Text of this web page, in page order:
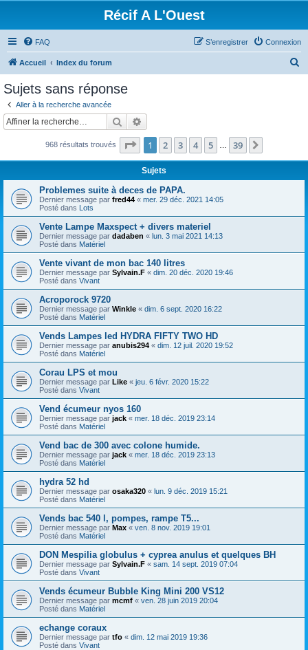
Récif A L'Ouest
FAQ Connexion
S’enregistrer
Accueil Index du forum
c
Sujets sans réponse
Aller à la recherche avancée
Rechercher
968 résultats trouvés Page 1sur39
1 2 3 4 5 39
Sujets
Problemes suite à deces de PAPA.
Dernier message par fred44 « mer. 29 déc. 2021 14:05
Posté dans Lots
Vente Lampe Maxspect + divers materiel
Dernier message par dadaben « lun. 3 mai 2021 14:13
Posté dans Matériel
Vente vivant de mon bac 140 litres
Dernier message par Sylvain.F « dim. 20 déc. 2020 19:46
Posté dans Vivant
Acroporock 9720
Dernier message par Winkle « dim. 6 sept. 2020 16:22
Posté dans Matériel
Vends Lampes led HYDRA FIFTY TWO HD
Dernier message par anubis294 « dim. 12 juil. 2020 19:52
Posté dans Matériel
Corau LPS et mou
Dernier message par Like « jeu. 6 févr. 2020 15:22
Posté dans Vivant
Vend écumeur nyos 160
Dernier message par jack « mer. 18 déc. 2019 23:14
Posté dans Matériel
Vend bac de 300 avec colone humide.
Dernier message par jack « mer. 18 déc. 2019 23:13
Posté dans Matériel
hydra 52 hd
Dernier message par osaka320 « lun. 9 déc. 2019 15:21
Posté dans Matériel
Vends bac 540 l, pompes, rampe T5...
Dernier message par Max « ven. 8 nov. 2019 19:01
Posté dans Matériel
DON Mespilia globulus + cyprea anulus et quelques BH
Dernier message par Sylvain.F « sam. 14 sept. 2019 07:04
Posté dans Vivant
Vends écumeur Bubble King Mini 200 VS12
Dernier message par mcmf « ven. 28 juin 2019 20:04
Posté dans Matériel
echange coraux
Dernier message par tfo « dim. 12 mai 2019 19:36
Posté dans Vivant